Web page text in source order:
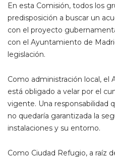
En esta Comisión, todos los
predisposición a buscar un
con el proyecto
con el Ayuntamiento de
legislación.
Como administración local, el
está obligado a velar por el
vigente. Una responsabilidad
no quedaría garantizada la
instalaciones y su entorno.
Como Ciudad Refugio, a raíz